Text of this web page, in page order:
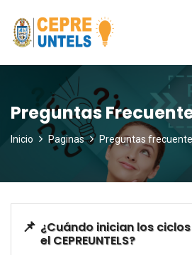
Preguntas
Inicio Paginas Preguntas
¿Cuándo inician los
el CEPREUNTELS?